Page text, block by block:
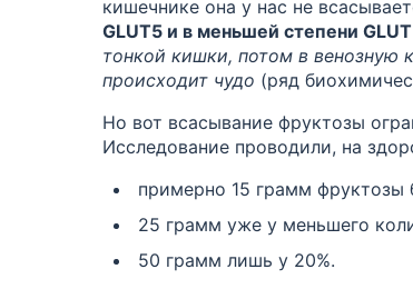
кишечнике она у нас не
GLUT5 и в меньшей степени
тонкой кишки, потом в венозную
происходит чудо (ряд
Но вот всасывание фруктозы
Исследование проводили, на
примерно 15 грамм фруктозы
25 грамм уже у меньшего
50 грамм лишь у 20%.